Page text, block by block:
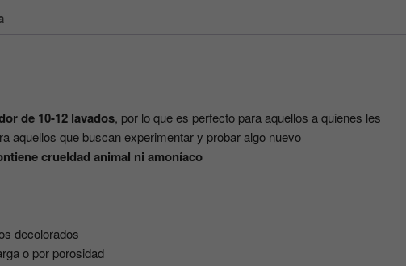
de 10-12 lavados, por lo que es perfecto para aquellos a quienes les
aquellos que buscan experimentar y probar algo nuevo
crueldad animal ni amoníaco
decolorados
o por porosidad